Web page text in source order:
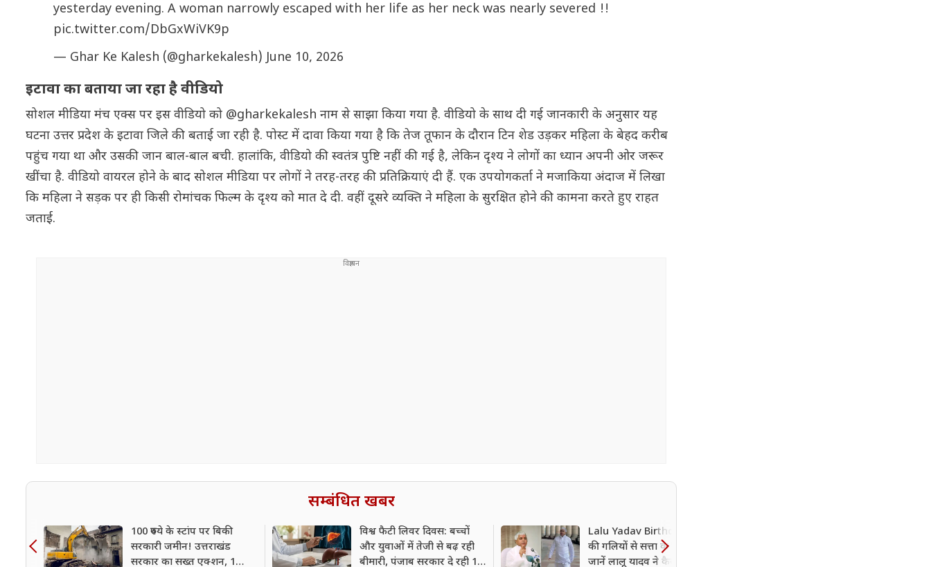
yesterday evening. A woman narrowly escaped with her life as her neck was nearly severed !!
pic.twitter.com/DbGxWiVK9p
— Ghar Ke Kalesh (@gharkekalesh)June 10, 2026
इटावा का बताया जा रहा है वीडियो
सोशल मीडिया मंच एक्स पर इस वीडियो को @gharkekalesh नाम से साझा किया गया है. वीडियो के साथ दी गई जानकारी के अनुसार यह
घटना उत्तर प्रदेश के इटावा जिले की बताई जा रही है. पोस्ट में दावा किया गया है कि तेज तूफान के दौरान टिन शेड उड़कर महिला के बेहद करीब
पहुंच गया था और उसकी जान बाल-बाल बची. हालांकि, वीडियो की स्वतंत्र पुष्टि नहीं की गई है, लेकिन दृश्य ने लोगों का ध्यान अपनी ओर जरूर
खींचा है. वीडियो वायरल होने के बाद सोशल मीडिया पर लोगों ने तरह-तरह की प्रतिक्रियाएं दी हैं. एक उपयोगकर्ता ने मजाकिया अंदाज में लिखा
कि महिला ने सड़क पर ही किसी रोमांचक फिल्म के दृश्य को मात दे दी. वहीं दूसरे व्यक्ति ने महिला के सुरक्षित होने की कामना करते हुए राहत
जताई.
सम्बंधित खबर
100 रुपये के स्टांप पर बिकी
सरकारी जमीन! उत्तराखंड
सरकार का सख्त एक्शन, 1
विश्व फैटी लिवर दिवस: बच्चों
और युवाओं में तेजी से बढ़ रही
बीमारी, पंजाब सरकार दे रही 10
Lalu Yadav Birthday: गांव
की गलियों से सत्ता के शिखर तक,
जानें लालू यादव ने कैसे पूरा